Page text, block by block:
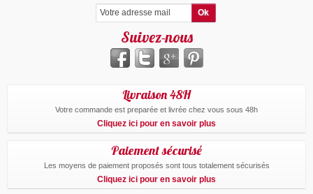
Suivez-nous
Livraison 48H
Votre commande est preparée et livrée chez vous sous 48h
Cliquez ici pour en savoir plus
Paiement sécurisé
Les moyens de paiement proposés sont tous totalement sécurisés
Cliquez ici pour en savoir plus